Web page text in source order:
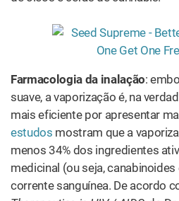
atravessam rapidamente a
onde canabinoides como o THC
receptores CB1 no cérebro pode
calma e felicidade. Não é de
por fumo ou por vaporização,
relaxante.
Ingestão